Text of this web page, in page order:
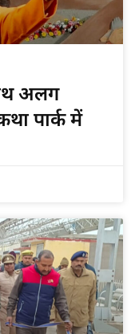
अलग
पार्क में